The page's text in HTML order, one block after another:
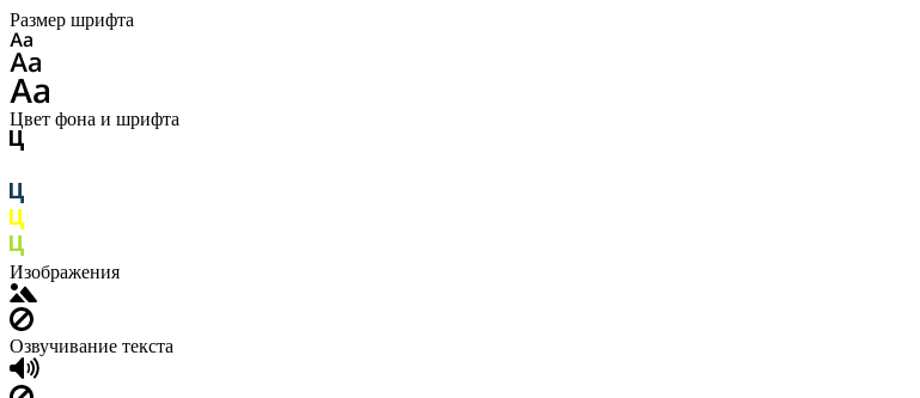
Размер шрифта
Цвет фона и шрифта
Изображения
Озвучивание текста